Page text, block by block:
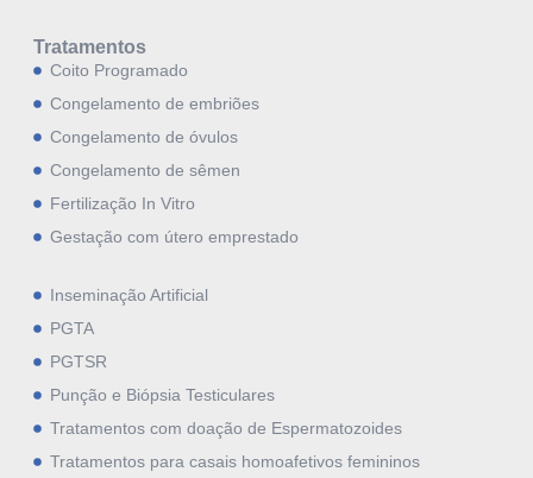
Tratamentos
Coito Programado
Congelamento de embriões
Congelamento de óvulos
Congelamento de sêmen
Fertilização In Vitro
Gestação com útero emprestado
Inseminação Artificial
PGTA
PGTSR
Punção e Biópsia Testiculares
Tratamentos com doação de Espermatozoides
Tratamentos para casais homoafetivos femininos